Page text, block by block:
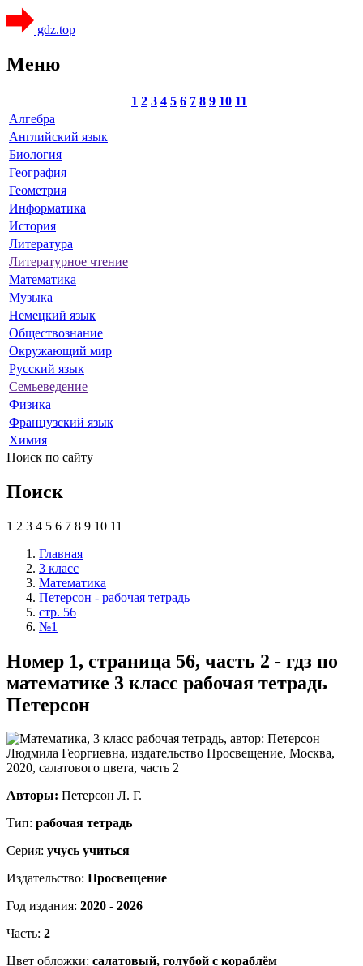
gdz.top
Меню
1 2 3 4 5 6 7 8 9 10 11
Алгебра
Английский язык
Биология
География
Геометрия
Информатика
История
Литература
Литературное чтение
Математика
Музыка
Немецкий язык
Обществознание
Окружающий мир
Русский язык
Семьеведение
Физика
Французский язык
Химия
Поиск по сайту
Поиск
1 2 3 4 5 6 7 8 9 10 11
Главная
3 класс
Математика
Петерсон - рабочая тетрадь
стр. 56
№1
Номер 1, страница 56, часть 2 - гдз по
математике 3 класс рабочая тетрадь
Петерсон
Авторы: Петерсон Л. Г.
Тип: рабочая тетрадь
Серия: учусь учиться
Издательство: Просвещение
Год издания: 2020 - 2026
Часть: 2
Цвет обложки: салатовый, голубой с кораблём